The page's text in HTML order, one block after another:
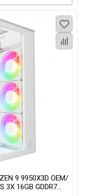
9 9950X3D OEM/
3X 16GB GDDR7